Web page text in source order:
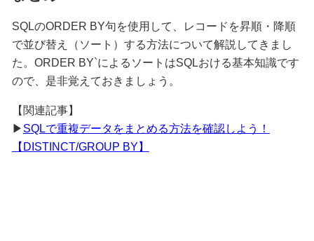
SQLのORDER BY句を使用して、レコードを昇順・降順
で並び替え（ソート）する方法について解説してきまし
た。ORDER BY`によるソートはSQLおける基本知識です
ので、是非覚えておきましょう。
【関連記事】
▶ SQLで重複データをまとめる方法を確認しよう！
【DISTINCT/GROUP BY】